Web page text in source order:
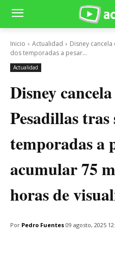
Inicio Actualidad
Disney
dos temporadas a pesar...
Actualidad
Disney
Pesadillas tras
temporadas a
acumular 75
horas de
Por Pedro Fuentes 09 agosto, 2025